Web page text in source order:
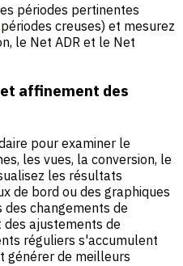
périodes pertinentes
creuses) et mesurez
le Net ADR et le Net
affinement des
pour examiner le
les vues, la conversion, le
les résultats
de bord ou des graphiques
changements de
ajustements de
réguliers s'accumulent
générer de meilleurs